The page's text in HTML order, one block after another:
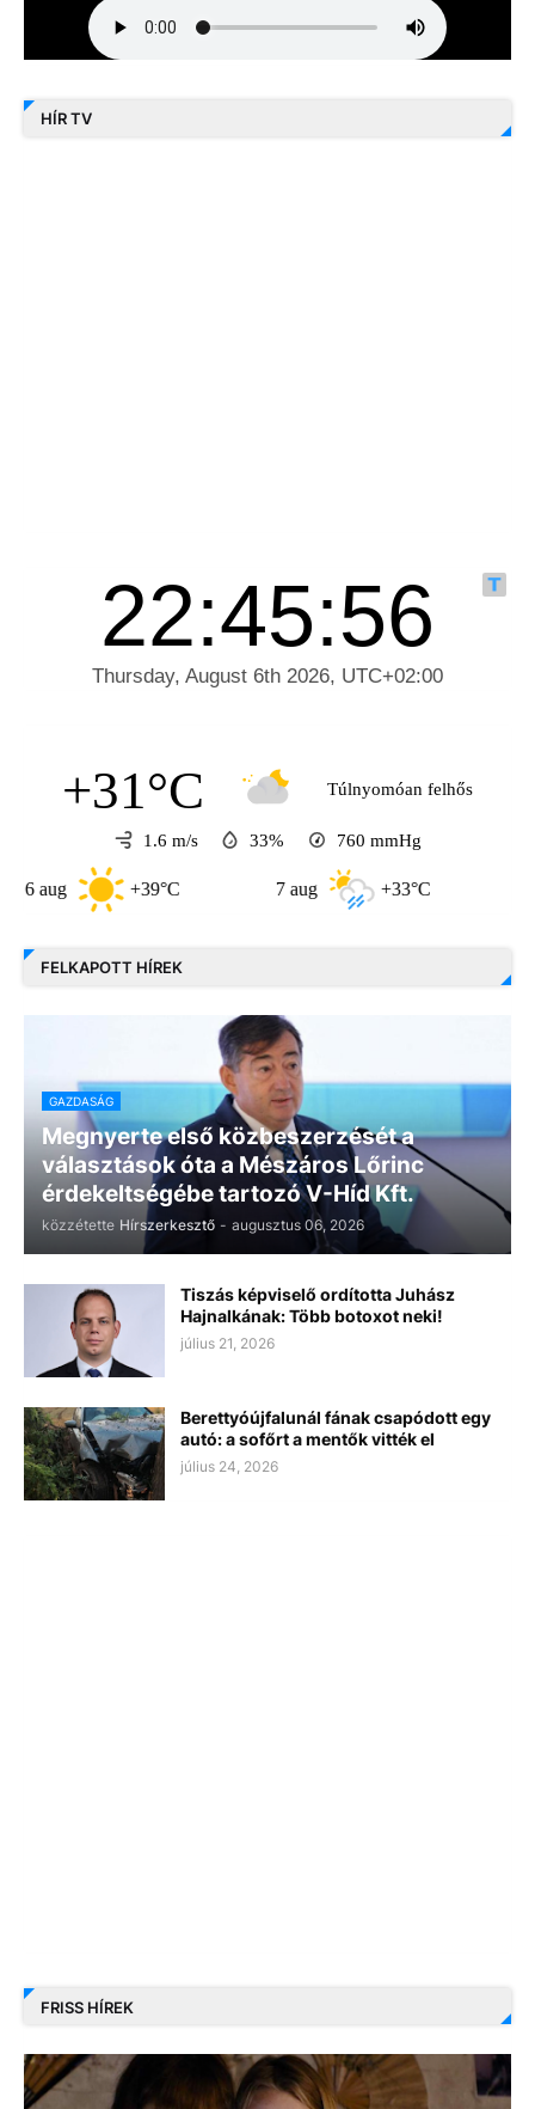
HÍR TV
+31°C Túlnyomóan felhős
1.6 m/s 33% 760 mmHg
+39°C +33°C
FELKAPOTT HÍREK
GAZDASÁG
Megnyerte első közbeszerzését a
választások óta a Mészáros Lőrinc
érdekeltségébe tartozó V-Híd Kft.
közzétette Hírszerkesztő - augusztus 06, 2026
Tiszás képviselő ordította Juhász
Hajnalkának: Több botoxot neki!
július 21, 2026
Berettyóújfalunál fának csapódott egy
autó: a sofőrt a mentők vitték el
július 24, 2026
FRISS HÍREK